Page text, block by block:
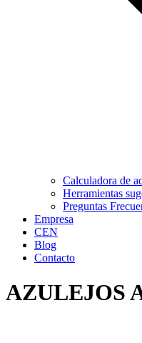
Calculadora de
Herramientas
Preguntas
Empresa
CEN
Blog
Contacto
AZULEJOS